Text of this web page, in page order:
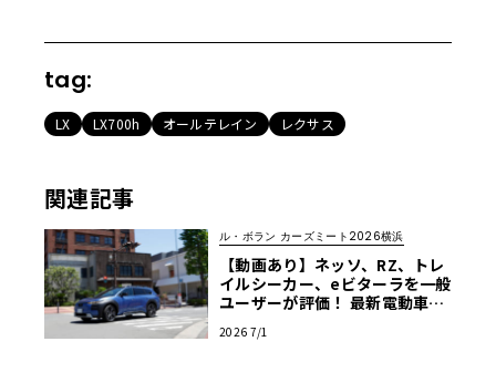
tag:
LX LX700h オールテレイン レクサス
関連記事
ル・ボラン カーズミート2026横浜
【動画あり】ネッソ、RZ、トレ
イルシーカー、eビターラを一般
ユーザーが評価！ 最新電動車体
ーズミート2026横浜】
2026 7/1